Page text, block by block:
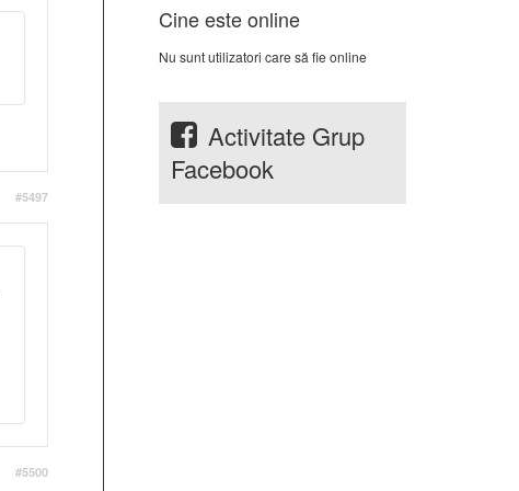
#5497
#5500
Cine este online
Nu sunt utilizatori care să fie online
Activitate Grup
Facebook